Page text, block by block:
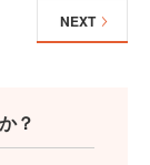
NEXT
？